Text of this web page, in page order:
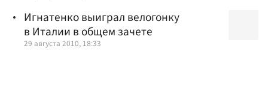
Игнатенко выиграл велогонку
в Италии в общем зачете
29 августа 2010, 18:33